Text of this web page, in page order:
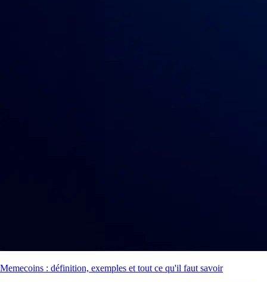
Memecoins : définition, exemples et tout ce qu'il faut savoir